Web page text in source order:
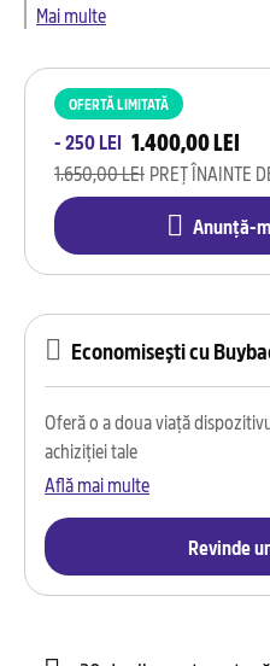
OFERTĂ LIMITATĂ
- 250 LEI 1.400,00 LEI
PREȚ ÎNAINTE
1.650,00 LEI
Anunță-
Mai multe
Economisești cu
Oferă o a doua viață
achiziției tale
Află mai multe
Revinde